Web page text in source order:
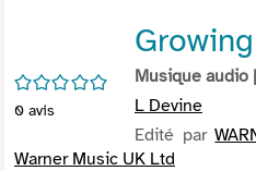
/5
0 avis
Musique audio
L Devine
Edité par
Warner Music UK Ltd